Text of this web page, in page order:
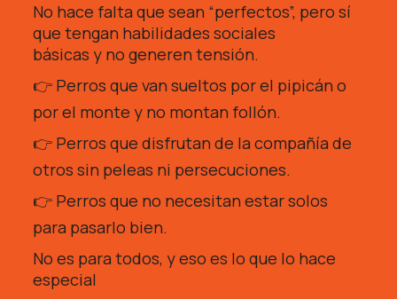
No hace falta que sean “perfectos”, pero sí
que tengan habilidades sociales
básicas y no generen tensión.
👉Perros que van sueltos por el pipicán o
por el monte y no montan follón.
👉Perros que disfrutan de la compañía de
otros sin peleas ni persecuciones.
👉Perros que no necesitan estar solos
para pasarlo bien.
No es para todos, y eso es lo que lo hace
especial